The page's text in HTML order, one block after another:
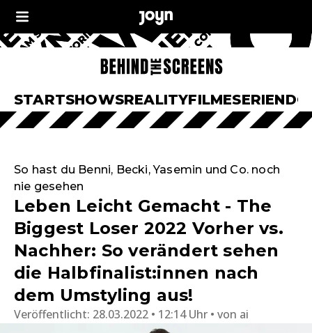
STARTSHOWSREALITYFILMESERIEN
So hast du Benni, Becki, Yasemin und Co. noch
nie gesehen
Leben Leicht Gemacht - The
Biggest Loser 2022 Vorher vs.
Nachher: So verändert sehen
die Halbfinalist:innen nach
dem Umstyling aus!
Veröffentlicht: 28.03.2022 • 12:14 Uhr von ai